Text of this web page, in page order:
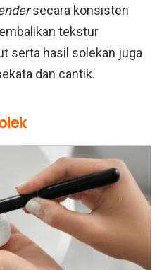
secara konsisten
tekstur
serta hasil solekan juga
dan cantik.